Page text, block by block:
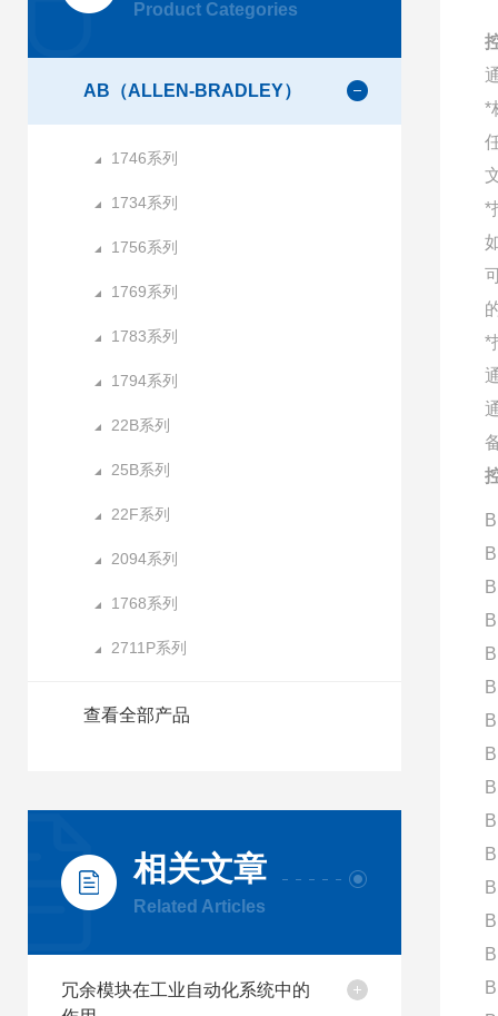
Product Categories
AB（ALLEN-BRADLEY）
1746系列
1734系列
1756系列
1769系列
1783系列
1794系列
22B系列
25B系列
22F系列
2094系列
1768系列
2711P系列
查看全部产品
相关文章
Related Articles
冗余模块在工业自动化系统中的
*
*
*